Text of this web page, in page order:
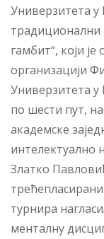
Универзитета у
традиционални
гамбит“, који
организацији
Универзитета у
по шести пут,
академске
интелектуално
Златко
турнира
менталну